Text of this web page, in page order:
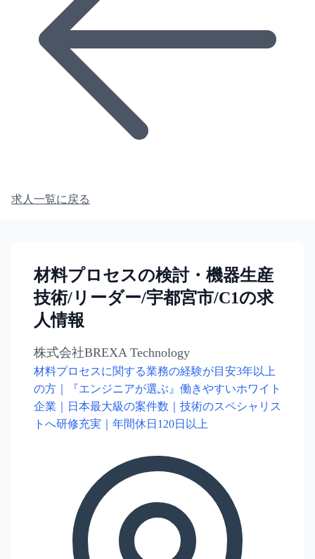
求人一覧に戻る
材料プロセスの検討・機器生産
技術/リーダー/宇都宮市/C1の求
人情報
株式会社BREXA Technology
材料プロセスに関する業務の経験が目安3年以上
の方｜『エンジニアが選ぶ』働きやすいホワイト
企業｜日本最大級の案件数｜技術のスペシャリス
トへ研修充実｜年間休日120日以上